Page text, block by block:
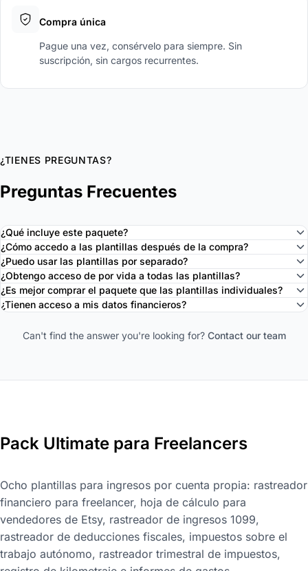
Compra única
Pague una vez, consérvelo para siempre. Sin
suscripción, sin cargos recurrentes.
¿TIENES PREGUNTAS?
Preguntas Frecuentes
¿Qué incluye este paquete?
¿Cómo accedo a las plantillas después de la compra?
¿Puedo usar las plantillas por separado?
¿Obtengo acceso de por vida a todas las plantillas?
¿Es mejor comprar el paquete que las plantillas individuales?
¿Tienen acceso a mis datos financieros?
Can't find the answer you're looking for? Contact our team
Pack Ultimate para Freelancers
Ocho plantillas para ingresos por cuenta propia: rastreador
financiero para freelancer, hoja de cálculo para
vendedores de Etsy, rastreador de ingresos 1099,
rastreador de deducciones fiscales, impuestos sobre el
trabajo autónomo, rastreador trimestral de impuestos,